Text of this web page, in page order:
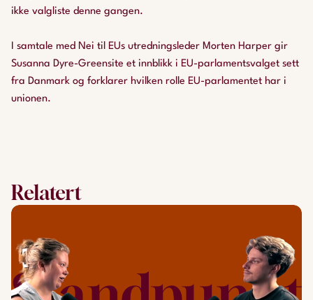
ikke valgliste denne gangen.
I samtale med Nei til EUs utredningsleder Morten Harper gir
Susanna Dyre-Greensite et innblikk i EU-parlamentsvalget sett
fra Danmark og forklarer hvilken rolle EU-parlamentet har i
unionen.
Relatert